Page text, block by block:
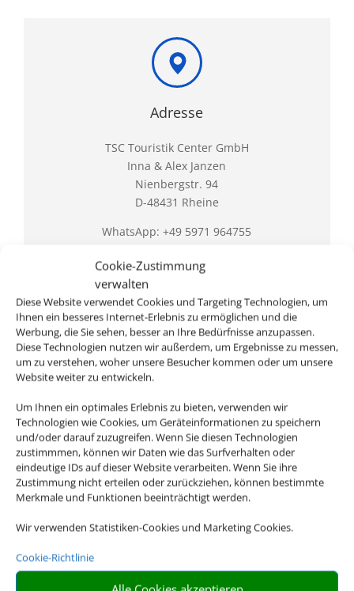
Cookie-Zustimmung
verwalten
Diese Website verwendet Cookies und Targeting Technologien, um
Ihnen ein besseres Internet-Erlebnis zu ermöglichen und die
Werbung, die Sie sehen, besser an Ihre Bedürfnisse anzupassen.
Diese Technologien nutzen wir außerdem, um Ergebnisse zu messen,
um zu verstehen, woher unsere Besucher kommen oder um unsere
Website weiter zu entwickeln.
Um Ihnen ein optimales Erlebnis zu bieten, verwenden wir
Technologien wie Cookies, um Geräteinformationen zu speichern
und/oder darauf zuzugreifen. Wenn Sie diesen Technologien
zustimmmen, können wir Daten wie das Surfverhalten oder
eindeutige IDs auf dieser Website verarbeiten. Wenn Sie ihre
Zustimmung nicht erteilen oder zurückziehen, können bestimmte
Merkmale und Funktionen beeinträchtigt werden.
Wir verwenden Statistiken-Cookies und Marketing Cookies.
Cookie-Richtlinie
Adresse
TSC Touristik Center GmbH
Inna & Alex Janzen
Nienbergstr. 94
D-48431 Rheine
WhatsApp: +49 5971 964755
Rufen Sie uns an
+49 5971 964755
Schreiben Sie uns eine Email